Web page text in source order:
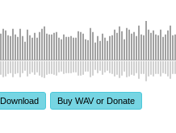
Download Buy WAV or Donate